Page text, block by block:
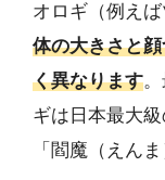
オロギ（例え
体の大きさと
く異なります
ギは日本最大
「閻魔（えん